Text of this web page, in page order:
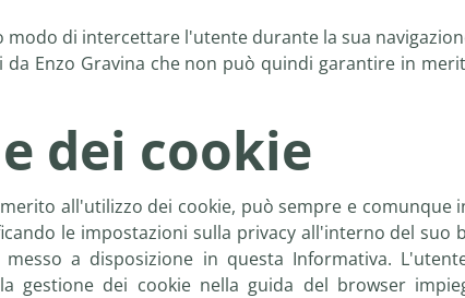
di intercettare l'utente durante la sua
Enzo Gravina che non può quindi garantire in
dei cookie
all'utilizzo dei cookie, può sempre e comunque
le impostazioni sulla privacy all'interno del suo
a disposizione in questa Informativa.
gestione dei cookie nella guida del browser